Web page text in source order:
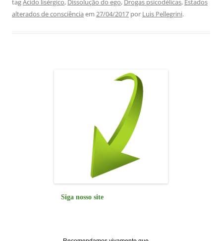
e s e gr l e
tagÁcido lisérgico, Dissolução do ego, Drogas psicodélicas, Estados
alterados de consciência em 27/04/2017 por Luis Pellegrini.
Siga nosso site